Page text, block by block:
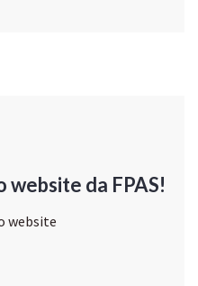
website da FPAS!
website